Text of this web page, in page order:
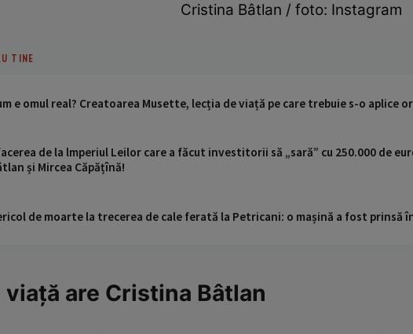
Cristina Bâtlan / foto: Instagram
TINE
e omul real? Creatoarea Musette, lecția de viață pe care trebuie s-o aplice
de la lmperiul Leilor care a făcut investitorii să „sară” cu 250.000 de
și Mircea Căpățînă!
de moarte la trecerea de cale ferată la Petricani: o mașină a fost prinsă
viață are Cristina Bâtlan